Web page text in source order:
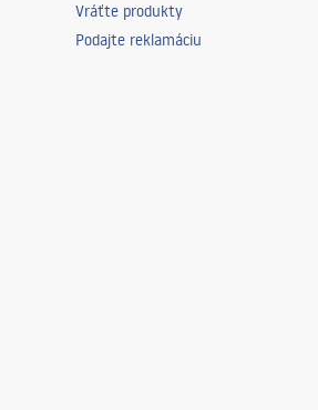
Vráťte produkty
Podajte reklamáciu